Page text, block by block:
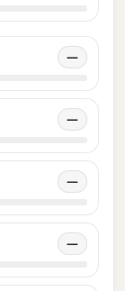
—
—
—
—